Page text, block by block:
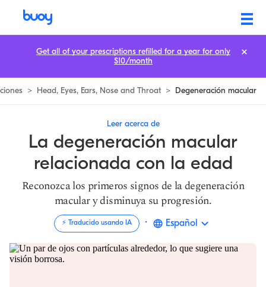
> Head, Eyes, Ears, Nose and Throat > Degeneración macular
Leer acerca de
La degeneración macular
relacionada con la edad
Reconozca los primeros signos de la degeneración
macular y disminuya su progresión.
⚡️ Traducido usando IA · Español
Get all of your prescriptions refilled for a year for only
$10/month